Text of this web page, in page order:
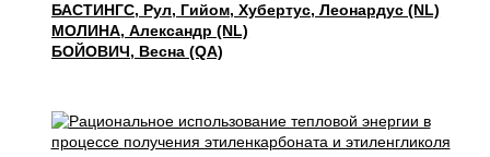
БАСТИНГС, Рул, Гийом, Хубертус, Леонардус (NL)
МОЛИНА, Александр (NL)
БОЙОВИЧ, Весна (QA)